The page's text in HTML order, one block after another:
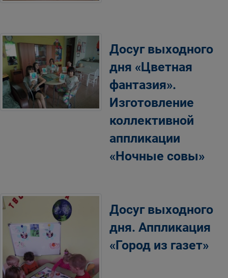
Досуг выходного
дня «Цветная
фантазия».
Изготовление
коллективной
аппликации
«Ночные совы»
Досуг выходного
дня. Аппликация
«Город из газет»